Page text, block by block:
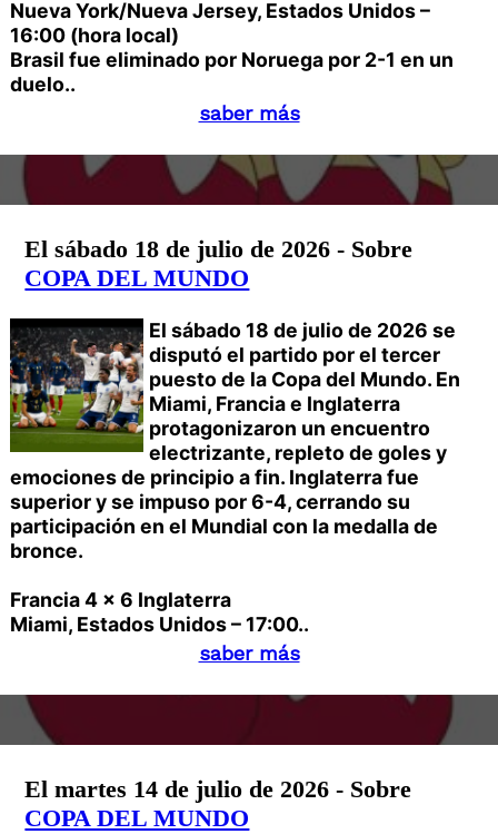
Nueva York/Nueva Jersey, Estados Unidos –
16:00 (hora local)
Brasil fue eliminado por Noruega por 2-1 en un
duelo..
saber más
El sábado 18 de julio de 2026 - Sobre
COPA DEL MUNDO
El sábado 18 de julio de 2026 se
disputó el partido por el tercer
puesto de la Copa del Mundo. En
Miami, Francia e Inglaterra
protagonizaron un encuentro
electrizante, repleto de goles y
emociones de principio a fin. Inglaterra fue
superior y se impuso por 6-4, cerrando su
participación en el Mundial con la medalla de
bronce.
Francia 4 x 6 Inglaterra
Miami, Estados Unidos – 17:00..
saber más
El martes 14 de julio de 2026 - Sobre
COPA DEL MUNDO